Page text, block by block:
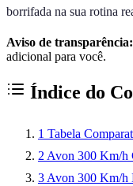
borrifada na sua rotina
Aviso de transparência:
adicional para você.
Índice do
1 Tabela
2 Avon 300 Km/h
3 Avon 300 Km/h